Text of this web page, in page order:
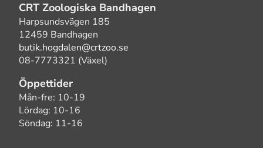
CRT Zoologiska Bandhagen
Harpsundsvägen 185
12459 Bandhagen
butik.hogdalen@crtzoo.se
08-7773321 (Växel)
Öppettider
Mån-fre: 10-19
Lördag: 10-16
Söndag: 11-16